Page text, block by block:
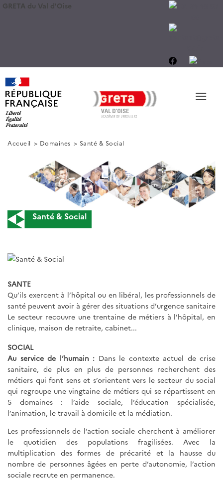
GRETA du Val d'Oise
≡
Accueil Domaines Santé & Social
Santé & Social
SANTE
Qu’ils exercent à l’hôpital ou en libéral, les professionnels de
santé peuvent avoir à gérer des situations d’urgence sanitaire
Le secteur recouvre une trentaine de métiers à l’hôpital, en
clinique, maison de retraite, cabinet...
SOCIAL
Au service de l’humain : Dans le contexte actuel de crise
sanitaire, de plus en plus de personnes recherchent des
métiers qui font sens et s’orientent vers le secteur du social
qui regroupe une vingtaine de métiers qui se répartissent en
5 domaines : l’aide sociale, l’éducation spécialisée,
l’animation, le travail à domicile et la médiation.
Les professionnels de l’action sociale cherchent à améliorer
le quotidien des populations fragilisées. Avec la
multiplication des formes de précarité et la hausse du
nombre de personnes âgées en perte d’autonomie, l’action
sociale recrute en permanence.